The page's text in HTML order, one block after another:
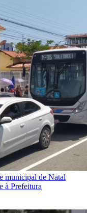
municipal de Natal
à Prefeitura